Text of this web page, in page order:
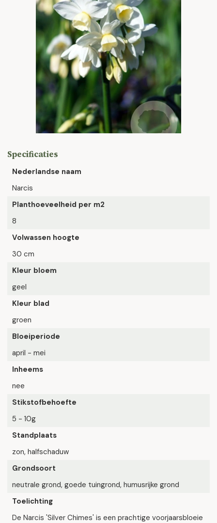
Specificaties
Nederlandse naam
Narcis
Planthoeveelheid per m2
8
Volwassen hoogte
30 cm
Kleur bloem
geel
Kleur blad
groen
Bloeiperiode
april - mei
Inheems
nee
Stikstofbehoefte
5 - 10g
Standplaats
zon, halfschaduw
Grondsoort
neutrale grond, goede tuingrond, humusrijke grond
Toelichting
De Narcis 'Silver Chimes' is een prachtige voorjaarsbloeie